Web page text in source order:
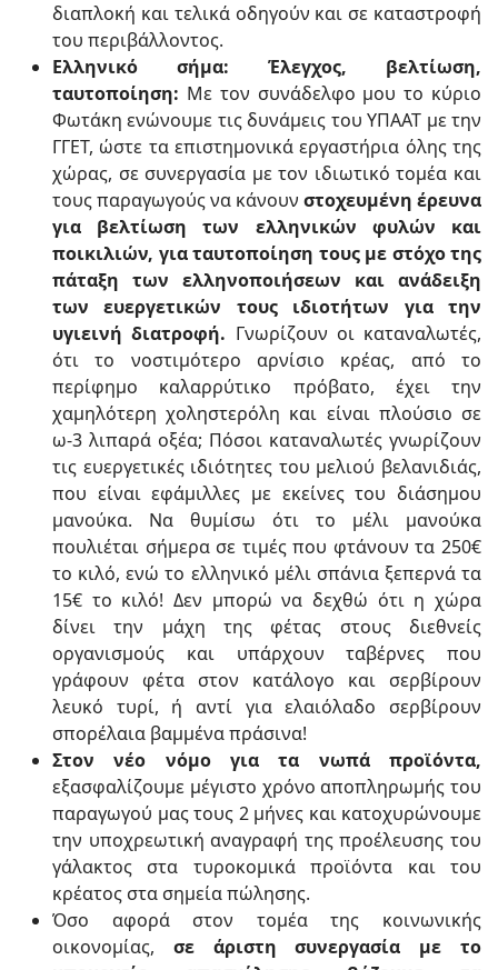
διαπλοκή και τελικά οδηγούν και σε καταστροφή
του περιβάλλοντος.
Ελληνικό σήμα: Έλεγχος, βελτίωση,
ταυτοποίηση: Με τον συνάδελφο μου το κύριο
Φωτάκη ενώνουμε τις δυνάμεις του ΥΠΑΑΤ με την
ΓΓΕΤ, ώστε τα επιστημονικά εργαστήρια όλης της
χώρας, σε συνεργασία με τον ιδιωτικό τομέα και
τους παραγωγούς να κάνουν στοχευμένη έρευνα
για βελτίωση των ελληνικών φυλών και
ποικιλιών, για ταυτοποίηση τους με στόχο της
πάταξη των ελληνοποιήσεων και ανάδειξη
των ευεργετικών τους ιδιοτήτων για την
υγιεινή διατροφή. Γνωρίζουν οι καταναλωτές,
ότι το νοστιμότερο αρνίσιο κρέας, από το
περίφημο καλαρρύτικο πρόβατο, έχει την
χαμηλότερη χοληστερόλη και είναι πλούσιο σε
ω-3 λιπαρά οξέα; Πόσοι καταναλωτές γνωρίζουν
τις ευεργετικές ιδιότητες του μελιού βελανιδιάς,
που είναι εφάμιλλες με εκείνες του διάσημου
μανούκα. Να θυμίσω ότι το μέλι μανούκα
πουλιέται σήμερα σε τιμές που φτάνουν τα 250€
το κιλό, ενώ το ελληνικό μέλι σπάνια ξεπερνά τα
15€ το κιλό! Δεν μπορώ να δεχθώ ότι η χώρα
δίνει την μάχη της φέτας στους διεθνείς
οργανισμούς και υπάρχουν ταβέρνες που
γράφουν φέτα στον κατάλογο και σερβίρουν
λευκό τυρί, ή αντί για ελαιόλαδο σερβίρουν
σπορέλαια βαμμένα πράσινα!
Στον νέο νόμο για τα νωπά προϊόντα,
εξασφαλίζουμε μέγιστο χρόνο αποπληρωμής του
παραγωγού μας τους 2 μήνες και κατοχυρώνουμε
την υποχρεωτική αναγραφή της προέλευσης του
γάλακτος στα τυροκομικά προϊόντα και του
κρέατος στα σημεία πώλησης.
Όσο αφορά στον τομέα της κοινωνικής
οικονομίας, σε άριστη συνεργασία με το